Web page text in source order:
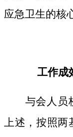
应急卫生的核
工作成
与会人员
上述，按照两